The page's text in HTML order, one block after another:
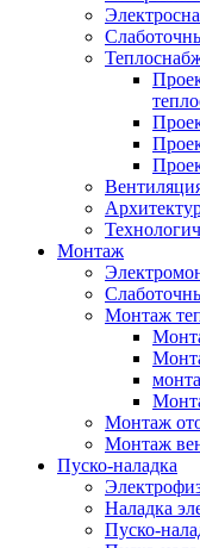
Монтаж
Монтаж
Монтаж
Монтаж
Пуско-наладка
Наладка
Пуско-